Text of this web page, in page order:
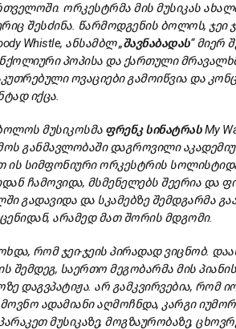
ორკესტრმა მის მუსიკას
შესძინა. წარმოდგენის ბოლოს, ჯეი
Whistle, ანსამბლ „შავნაბადას“მიერ
პოპისა და ქართული
ოვაციებიგამოიწვია და
იქცა.
მუსიკოსმა ფრენკსინატრასMy
განმავლობაშიდაგროვილი
ის სიმფონიურიორკესტრის
ჩამოვიდა, მსმენელებს შეერია და
გადავიდა და სკამებზეშემდგარმა
არამედმათშორის მდგომი.
რომჯეი-ჯეის პირადადვიცნობ.
შემდეგ, საერთო მეგობარმა მის
დაგვპატიჟა. არ გამკვირვებია, რომ
ადამიანიაღმოჩნდა, კარგი
მუსიკაზე, მოგზაურობაზე,